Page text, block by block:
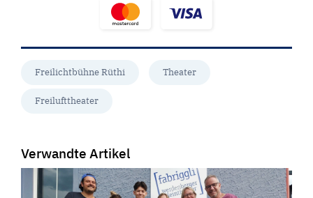
Freilichtbühne Rüthi Theater
Freilufttheater
Verwandte Artikel